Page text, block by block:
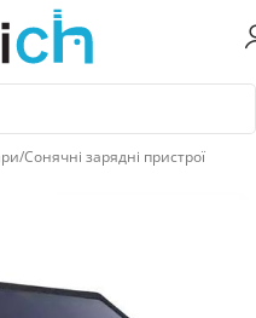
/Сонячні зарядні пристрої